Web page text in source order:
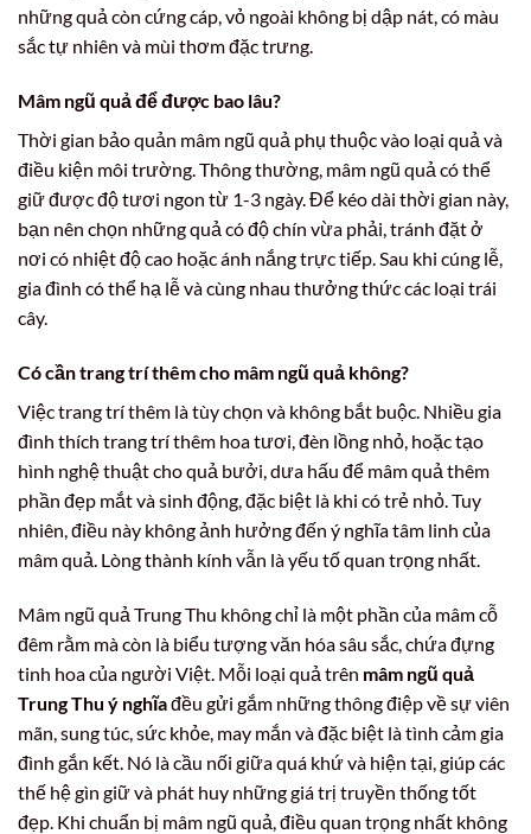
những quả còn cứng cáp, vỏ ngoài không bị dập nát, có màu
sắc tự nhiên và mùi thơm đặc trưng.
Mâm ngũ quả để được bao lâu?
Thời gian bảo quản mâm ngũ quả phụ thuộc vào loại quả và
điều kiện môi trường. Thông thường, mâm ngũ quả có thể
giữ được độ tươi ngon từ 1-3 ngày. Để kéo dài thời gian này,
bạn nên chọn những quả có độ chín vừa phải, tránh đặt ở
nơi có nhiệt độ cao hoặc ánh nắng trực tiếp. Sau khi cúng lễ,
gia đình có thể hạ lễ và cùng nhau thưởng thức các loại trái
cây.
Có cần trang trí thêm cho mâm ngũ quả không?
Việc trang trí thêm là tùy chọn và không bắt buộc. Nhiều gia
đình thích trang trí thêm hoa tươi, đèn lồng nhỏ, hoặc tạo
hình nghệ thuật cho quả bưởi, dưa hấu để mâm quả thêm
phần đẹp mắt và sinh động, đặc biệt là khi có trẻ nhỏ. Tuy
nhiên, điều này không ảnh hưởng đến ý nghĩa tâm linh của
mâm quả. Lòng thành kính vẫn là yếu tố quan trọng nhất.
Mâm ngũ quả Trung Thu không chỉ là một phần của mâm cỗ
đêm rằm mà còn là biểu tượng văn hóa sâu sắc, chứa đựng
tinh hoa của người Việt. Mỗi loại quả trên mâm ngũ quả
Trung Thu ý nghĩađều gửi gắm những thông điệp về sự viên
mãn, sung túc, sức khỏe, may mắn và đặc biệt là tình cảm gia
đình gắn kết. Nó là cầu nối giữa quá khứ và hiện tại, giúp các
thế hệ gìn giữ và phát huy những giá trị truyền thống tốt
đẹp. Khi chuẩn bị mâm ngũ quả, điều quan trọng nhất không